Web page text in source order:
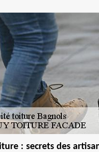
: secrets des